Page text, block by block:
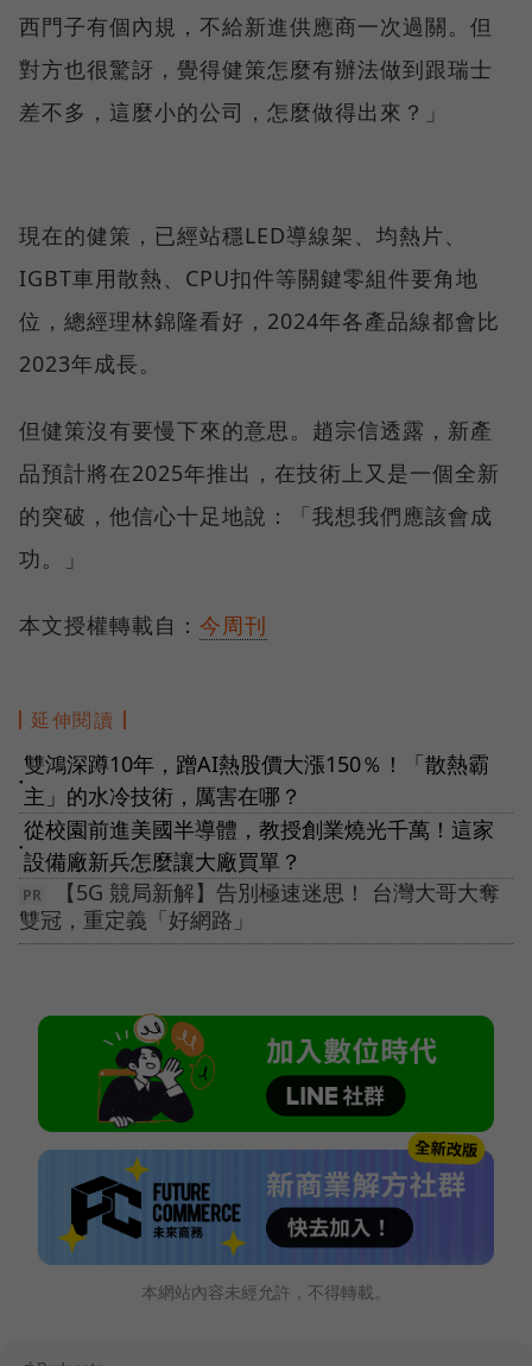
西門子有個內規，不給新進供應商一次過關。但
對方也很驚訝，覺得健策怎麼有辦法做到跟瑞士
差不多，這麼小的公司，怎麼做得出來？」
現在的健策，已經站穩LED導線架、均熱片、
IGBT車用散熱、CPU扣件等關鍵零組件要角地
位，總經理林錦隆看好，2024年各產品線都會比
2023年成長。
但健策沒有要慢下來的意思。趙宗信透露，新產
品預計將在2025年推出，在技術上又是一個全新
的突破，他信心十足地說：「我想我們應該會成
功。」
本文授權轉載自： 今周刊
延伸閱讀
●
雙鴻深蹲10年，蹭AI熱股價大漲150％！「散熱霸
主」的水冷技術，厲害在哪？
●
從校園前進美國半導體，教授創業燒光千萬！這家
設備廠新兵怎麼讓大廠買單？
【5G 競局新解】告別極速迷思！ 台灣大哥大奪
雙冠，重定義「好網路」
本網站內容未經允許，不得轉載。